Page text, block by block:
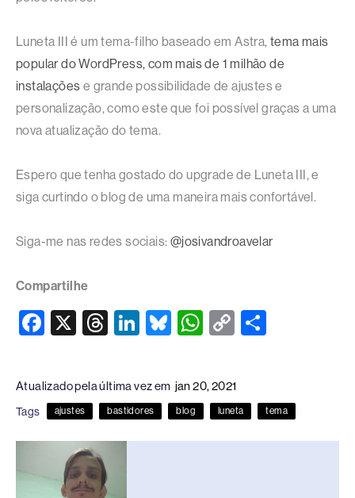
Luneta III é um tema-filho baseado em Astra, tema mais
popular do WordPress, com mais de 1 milhão de
instalações e grande possibilidade de ajustes e
personalização, como este que foi possível graças a uma
nova atualização do tema.
Espero que tenha gostado do upgrade de Luneta III, e
siga curtindo o blog de uma maneira mais confortável.
Siga-me nas redes sociais: @josivandroavelar
Compartilhe
F
e
b
o
o
X
T
a
d
s
Li
e
dI
n
Bl
sk
y
W
s
A
p
C
y
Li
n
e
Atualizado pela última vez em jan 20, 2021
Tags ajustes bastidores blog luneta tema